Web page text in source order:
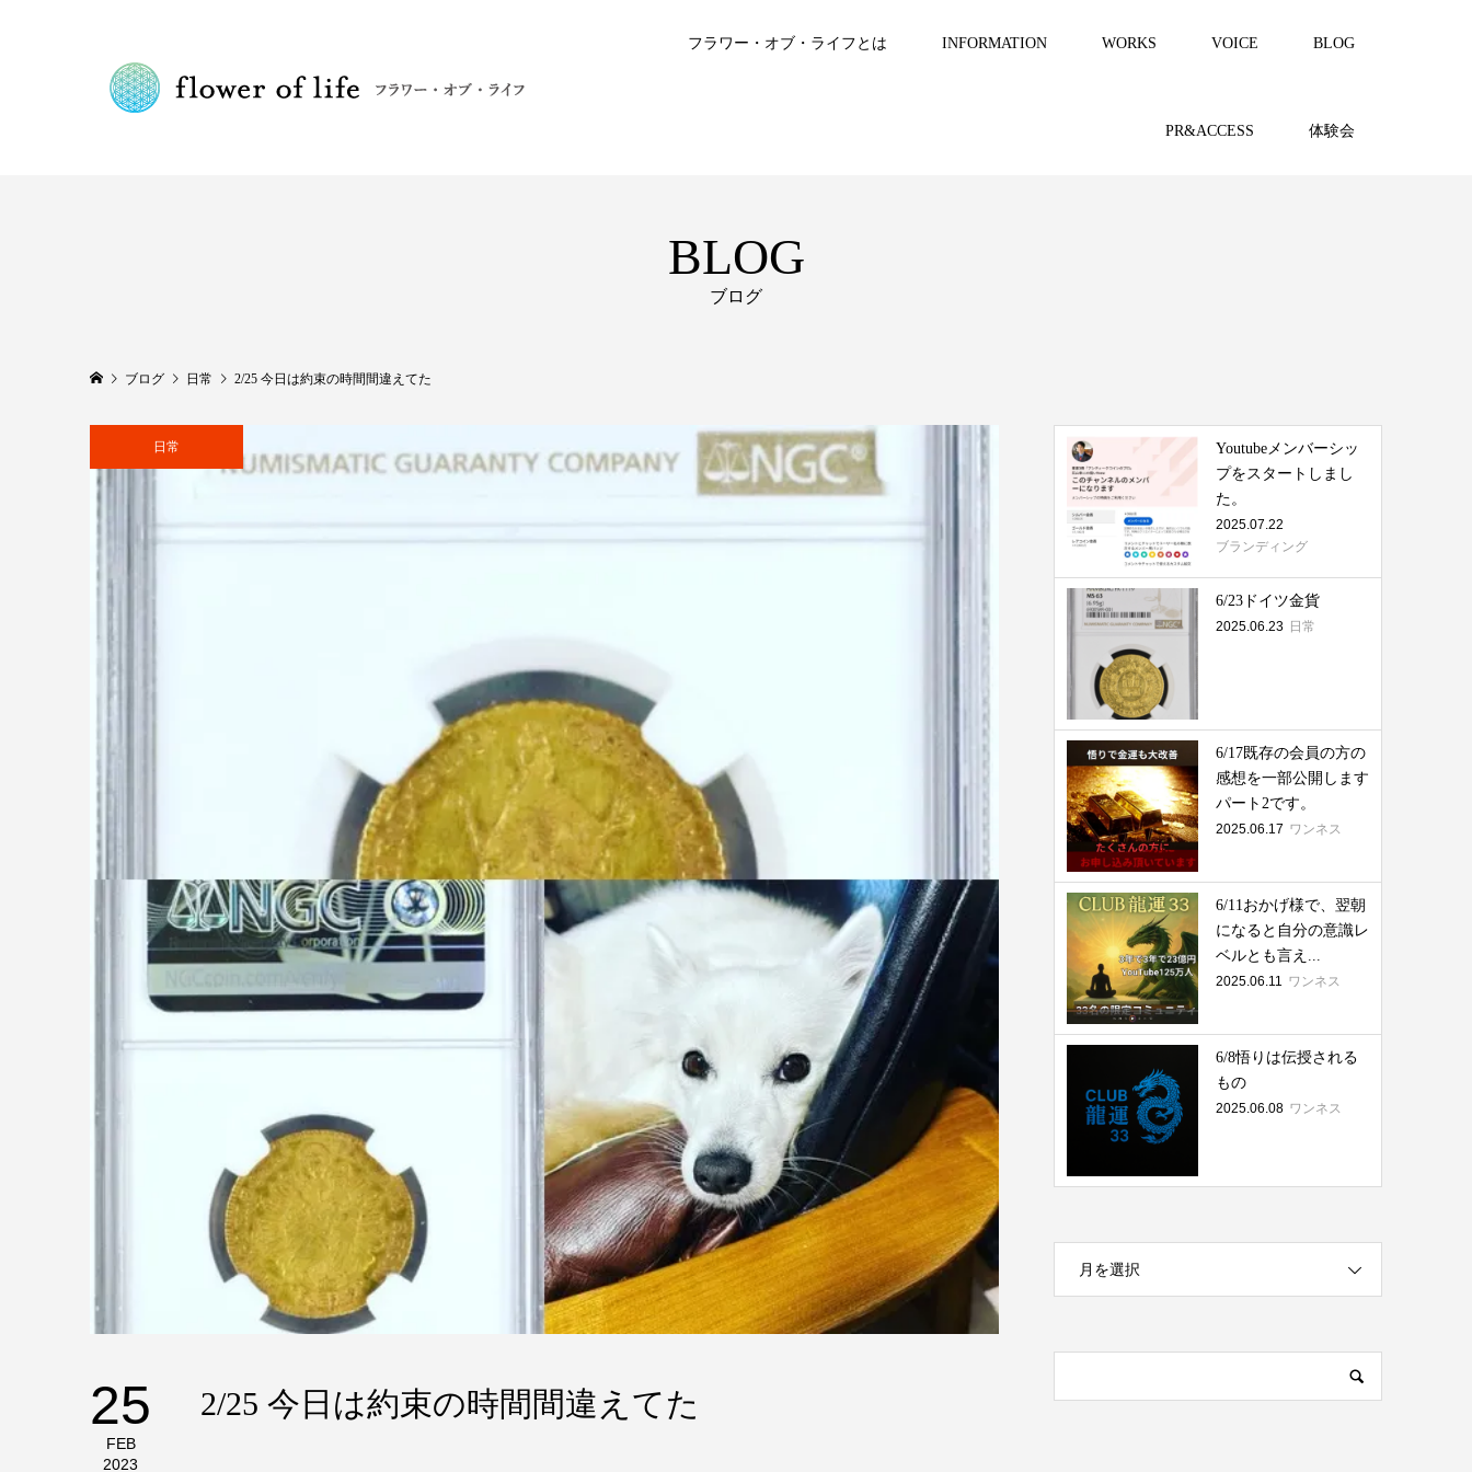
フラワー・オブ・ライフとは INFORMATION WORKS VOICE BLOG
PR&ACCESS 体験会
BLOG
ブログ
ブログ 日常 2/25 今日は約束の時間間違えてた
日常
25
FEB
2023
2/25 今日は約束の時間間違えてた
Youtubeメンバーシッ
プをスタートしまし
た。
2025.07.22
ブランディング
6/23ドイツ金貨
2025.06.23 日常
6/17既存の会員の方の
感想を一部公開します
パート2です。
2025.06.17 ワンネス
6/11おかげ様で、翌朝
になると自分の意識レ
ベルとも言え...
2025.06.11 ワンネス
6/8悟りは伝授される
もの
2025.06.08 ワンネス
月を選択